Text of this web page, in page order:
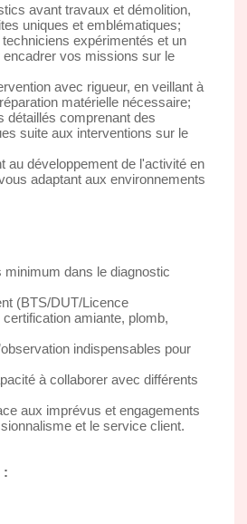
avant travaux et démolition,
uniques et emblématiques;
expérimentés et un
vos missions sur le
avec rigueur, en veillant à
matérielle nécessaire;
détaillés comprenant des
suite aux interventions sur le
au développement de l'activité en
adaptant aux environnements
minimum dans le diagnostic
(BTS/DUT/Licence
amiante, plomb,
indispensables pour
à collaborer avec différents
aux imprévus et engagements
et le service client.
: